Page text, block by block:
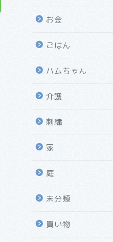
お金
ごはん
ハムちゃん
介護
刺繍
家
庭
未分類
買い物